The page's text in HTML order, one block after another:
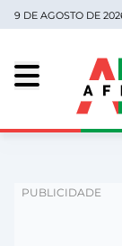
9 DE AGOSTO DE